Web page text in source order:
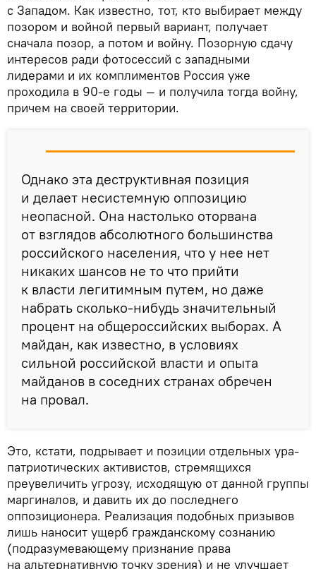
с Западом. Как известно, тот, кто выбирает между
позором и войной первый вариант, получает
сначала позор, а потом и войну. Позорную сдачу
интересов ради фотосессий с западными
лидерами и их комплиментов Россия уже
проходила в 90-е годы — и получила тогда войну,
причем на своей территории.
Однако эта деструктивная позиция
и делает несистемную оппозицию
неопасной. Она настолько оторвана
от взглядов абсолютного большинства
российского населения, что у нее нет
никаких шансов не то что прийти
к власти легитимным путем, но даже
набрать сколько-нибудь значительный
процент на общероссийских выборах. А
майдан, как известно, в условиях
сильной российской власти и опыта
майданов в соседних странах обречен
на провал.
Это, кстати, подрывает и позиции отдельных ура-
патриотических активистов, стремящихся
преувеличить угрозу, исходящую от данной группы
маргиналов, и давить их до последнего
оппозиционера. Реализация подобных призывов
лишь наносит ущерб гражданскому сознанию
(подразумевающему признание права
на альтернативную точку зрения) и не улучшает